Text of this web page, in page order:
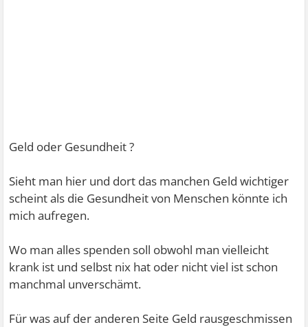
Geld oder Gesundheit ?
Sieht man hier und dort das manchen Geld wichtiger
scheint als die Gesundheit von Menschen könnte ich
mich aufregen.
Wo man alles spenden soll obwohl man vielleicht
krank ist und selbst nix hat oder nicht viel ist schon
manchmal unverschämt.
Für was auf der anderen Seite Geld rausgeschmissen